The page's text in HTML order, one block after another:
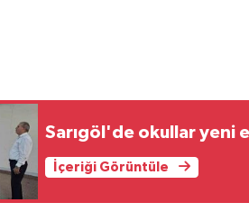
Sarıgöl'de okullar yeni
İçeriği Görüntüle